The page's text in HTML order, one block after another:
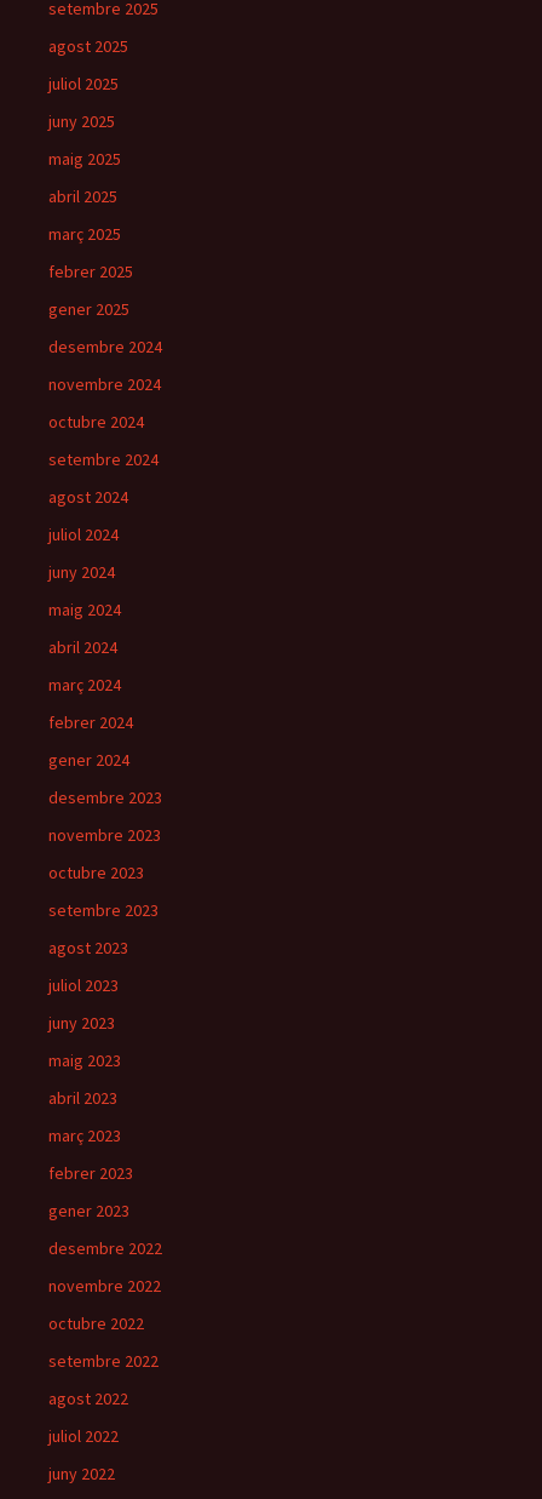
setembre 2025
agost 2025
juliol 2025
juny 2025
maig 2025
abril 2025
març 2025
febrer 2025
gener 2025
desembre 2024
novembre 2024
octubre 2024
setembre 2024
agost 2024
juliol 2024
juny 2024
maig 2024
abril 2024
març 2024
febrer 2024
gener 2024
desembre 2023
novembre 2023
octubre 2023
setembre 2023
agost 2023
juliol 2023
juny 2023
maig 2023
abril 2023
març 2023
febrer 2023
gener 2023
desembre 2022
novembre 2022
octubre 2022
setembre 2022
agost 2022
juliol 2022
juny 2022